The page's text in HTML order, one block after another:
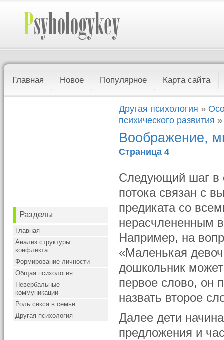
Главная Новое Популярное Карта сайта
Разделы
Главная
Анализ структуры
конфликта
Формирование личности
Общая психология
Невербальные
коммуникации
Роль секса в семье
Другая психология
Другая психология »
психического развития
Воображение,
Страница 4
Следующий шаг в
потока связан с
предиката со
нерасчлененным
Например, на
«Маленькая
дошкольник может
первое слово, он
назвать второе
Далее дети
предложения и